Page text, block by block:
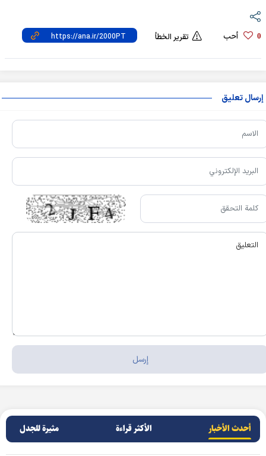
0 أحب تقرير الخطأ
إرسال تعليق
أحدث الأخبار الأکثر قراءة مثيرة للجدل